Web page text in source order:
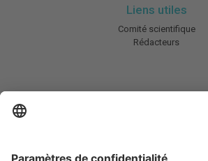
Liens utiles
Comité scientifique
Rédacteurs